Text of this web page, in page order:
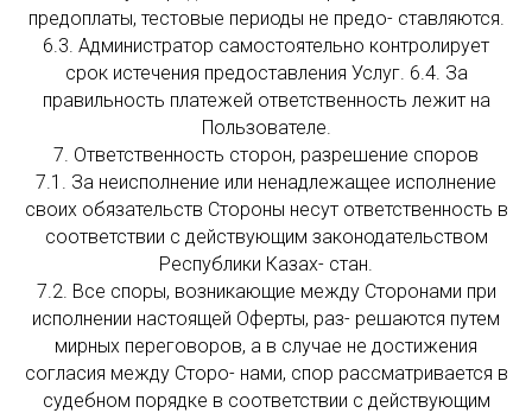
предоплаты, тестовые периоды не предо- ставляются.
6.3. Администратор самостоятельно контролирует
срок истечения предоставления Услуг. 6.4. За
правильность платежей ответственность лежит на
Пользователе.
7. Ответственность сторон, разрешение споров
7.1. За неисполнение или ненадлежащее исполнение
своих обязательств Стороны несут ответственность в
соответствии с действующим законодательством
Республики Казах- стан.
7.2. Все споры, возникающие между Сторонами при
исполнении настоящей Оферты, раз- решаются путем
мирных переговоров, а в случае не достижения
согласия между Сторо- нами, спор рассматривается в
судебном порядке в соответствии с действующим